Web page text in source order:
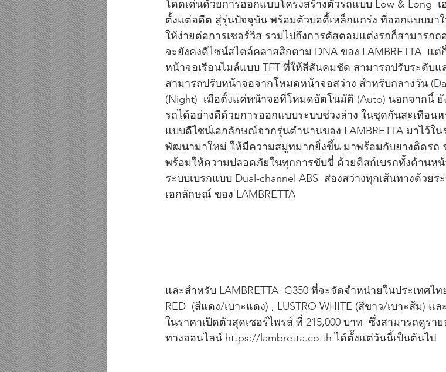
โดดเด่นด้วยการออกแบบโครงสร้างตัวรถแบบ Low & Long
ตั้งแต่อดีต สู่รุ่นปัจจุบัน พร้อมตัวบอดี้เหล็กแกร่ง ที่ออกแบบมา
ให้ง่ายต่อการเซอร์วิส รวมไปถึงการคัสตอมแต่งรถก็สามารถ
จะยังคงดีไซน์สไตล์คลาสสิกตาม DNA ของ LAMBRETTA  แ
หน้าจอเรือนไมล์แบบ TFT ที่ให้สีสันคมชัด สามารถปรับระดับ
สามารถปรับหน้าจอจากโหมดหน้าจอสว่าง สำหรับกลางวัน
(Night)  เมื่อตั้งแค่หน้าจอที่โหมดอัตโนมัติ (Auto) นอกจากนี้
รถได้อย่างดีด้วยการออกแบบระบบช่วงล่าง ในชุดกันสะเทือน
แบบดีไซน์เอกลักษณ์จากรุ่นตำนานของ LAMBRETTA มาไว้ใน
พัฒนามาใหม่ ให้มีความสมูทมากยิ่งขึ้น มาพร้อมกับยางติดรถ
พร้อมให้ความปลอดภัยในทุกการขับขี่ ด้วยดิสก์เบรกทั้งด้านห
ระบบเบรกแบบ Dual-channel ABS  ส่องสว่างทุกเส้นทางด้วย
เอกลักษณ์ ของ LAMBRETTA
และสำหรับ LAMBRETTA  G350 ที่จะจัดจำหน่ายในประเทศไ
RED  (สีแดง/เบาะแดง) , LUSTRO WHITE (สีขาว/เบาะส้ม) แ
ในราคาเปิดตัวสุดเซอร์ไพรส์ ที่ 215,000 บาท  ซึ่งสามารถดูรา
ทางออนไลน์ https://lambretta.co.th ได้ตั้งแต่วันนี้เป็นต้นไป